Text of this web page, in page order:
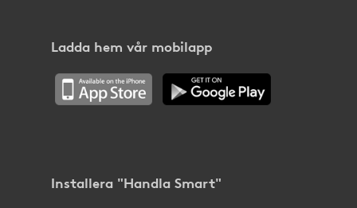
Ladda hem vår mobilapp
Installera "Handla Smart"